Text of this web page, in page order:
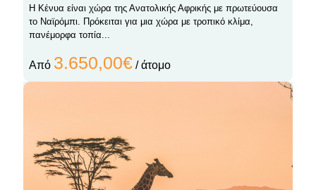
Η Κένυα είναι χώρα της Ανατολικής Αφρικής με πρωτεύουσα
το Ναϊρόμπι. Πρόκειται για μια χώρα με τροπικό κλίμα,
πανέμορφα τοπία...
Από 3.650,00€ / άτομο